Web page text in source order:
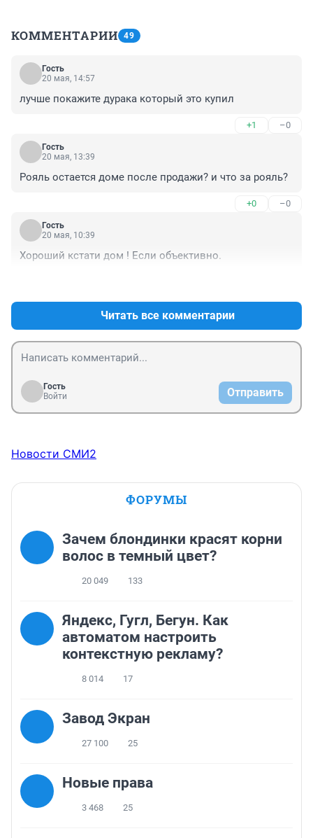
КОММЕНТАРИИ 49
Гость
20 мая, 14:57
лучше покажите дурака который это купил
+1 –0
Гость
20 мая, 13:39
Рояль остается доме после продажи? и что за рояль?
+0 –0
Гость
20 мая, 10:39
Хороший кстати дом ! Если объективно.
Читать все комментарии
Гость
Войти
Отправить
Новости СМИ2
ФОРУМЫ
Зачем блондинки красят корни
волос в темный цвет?
20 049 133
Яндекс, Гугл, Бегун. Как
автоматом настроить
контекстную рекламу?
8 014 17
Завод Экран
27 100 25
Новые права
3 468 25